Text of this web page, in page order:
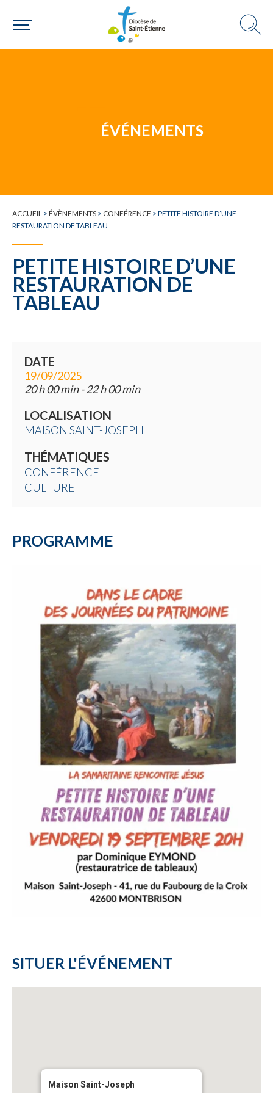
Un mouvement
Choisir ma paroisse par commune
Une commune
ÉVÉNEMENTS
ACCUEIL > ÉVÈNEMENTS > CONFÉRENCE > PETITE HISTOIRE D’UNE
RESTAURATION DE TABLEAU
PETITE HISTOIRE D’UNE
RESTAURATION DE
TABLEAU
DATE
19/09/2025
20 h 00 min - 22 h 00 min
LOCALISATION
MAISON SAINT-JOSEPH
THÉMATIQUES
CONFÉRENCE
CULTURE
PROGRAMME
SITUER L'ÉVÉNEMENT
Maison Saint-Joseph